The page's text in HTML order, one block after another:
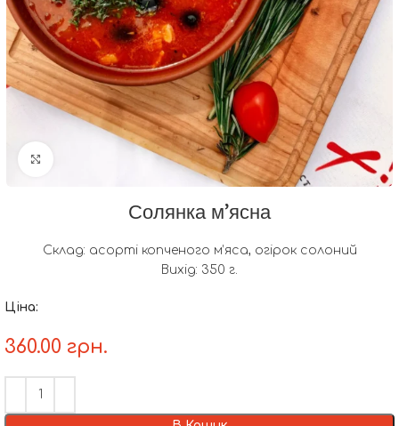
Натисніть, щоб збільшити
Солянка м’ясна
Склад: асорті копченого м’яса, огірок солоний
Вихід: 350 г.
Ціна:
360.00 грн.